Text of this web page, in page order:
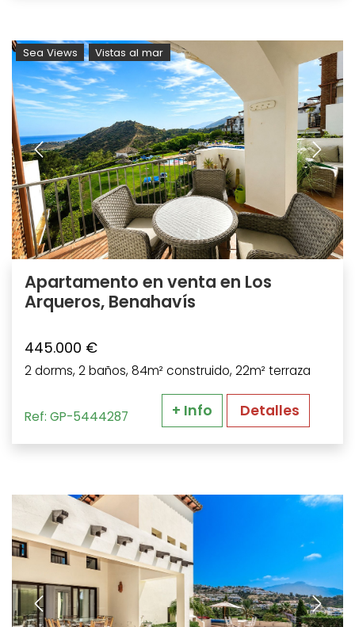
Sea Views Vistas al mar
Apartamento en venta en Los
Arqueros, Benahavís
445.000 €
2 dorms, 2 baños, 84m² construido, 22m² terraza
Ref: GP-5444287 + Info Detalles